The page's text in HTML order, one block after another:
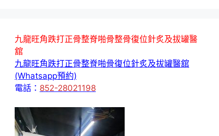
九龍旺角跌打正骨整脊啪骨整骨復位針炙及拔罐醫
舘
九龍旺角跌打正骨整脊啪骨復位針炙及拔罐醫舘
(Whatsapp預約)
電話： 852-28021198